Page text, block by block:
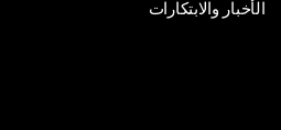
الأخبار والابتكارات